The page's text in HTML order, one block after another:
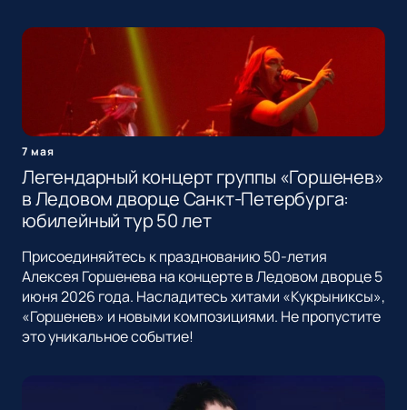
7 мая
Легендарный концерт группы «Горшенев»
в Ледовом дворце Санкт-Петербурга:
юбилейный тур 50 лет
Присоединяйтесь к празднованию 50-летия
Алексея Горшенева на концерте в Ледовом дворце 5
июня 2026 года. Насладитесь хитами «Кукрыниксы»,
«Горшенев» и новыми композициями. Не пропустите
это уникальное событие!